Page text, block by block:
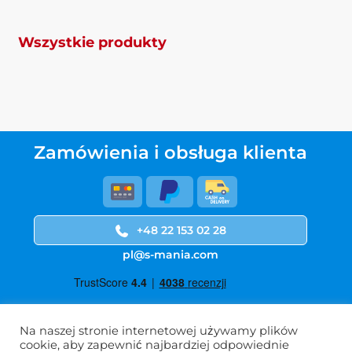
Wszystkie produkty
Zamówienia i obsługa klienta
+48 22 153 02 28
pl@s-mania.com
Na naszej stronie internetowej używamy plików
cookie, aby zapewnić najbardziej odpowiednie